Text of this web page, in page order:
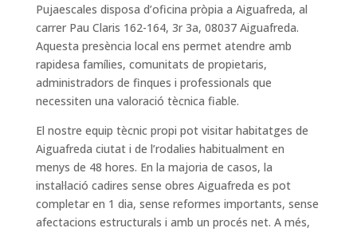
Pujaescales disposa d’oficina pròpia a Aiguafreda, al
carrer Pau Claris 162-164, 3r 3a, 08037 Aiguafreda.
Aquesta presència local ens permet atendre amb
rapidesa famílies, comunitats de propietaris,
administradors de finques i professionals que
necessiten una valoració tècnica fiable.
El nostre equip tècnic propi pot visitar habitatges de
Aiguafreda ciutat i de l’rodalies habitualment en
menys de 48 hores. En la majoria de casos, la
instal·lació cadires sense obres Aiguafreda es pot
completar en 1 dia, sense reformes importants, sense
afectacions estructurals i amb un procés net. A més,